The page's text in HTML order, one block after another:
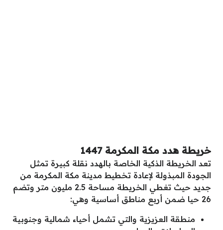
خريطة هدد مكة المكرمة 1447
تعد الخريطة الذكية الخاصة بالهدد نقلة كبيرة تمثل
الجودة المبذولة لإعادة تخطيط مدينة مكة المكرمة من
جديد حيث تغطي الخريطة مساحة 2.5 مليون متر وتضم
26 حيا ضمن أربع مناطق أساسية وهي:
منطقة العزيزية والتي تشمل أحياء شمالية وجنوبية